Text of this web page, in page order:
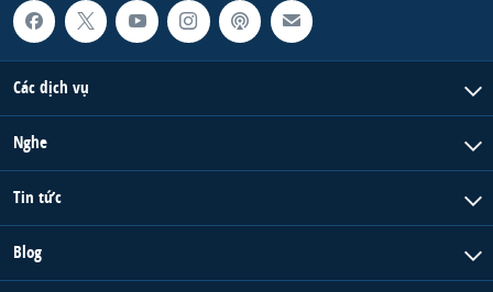
Các dịch vụ
Nghe
Tin tức
Blog